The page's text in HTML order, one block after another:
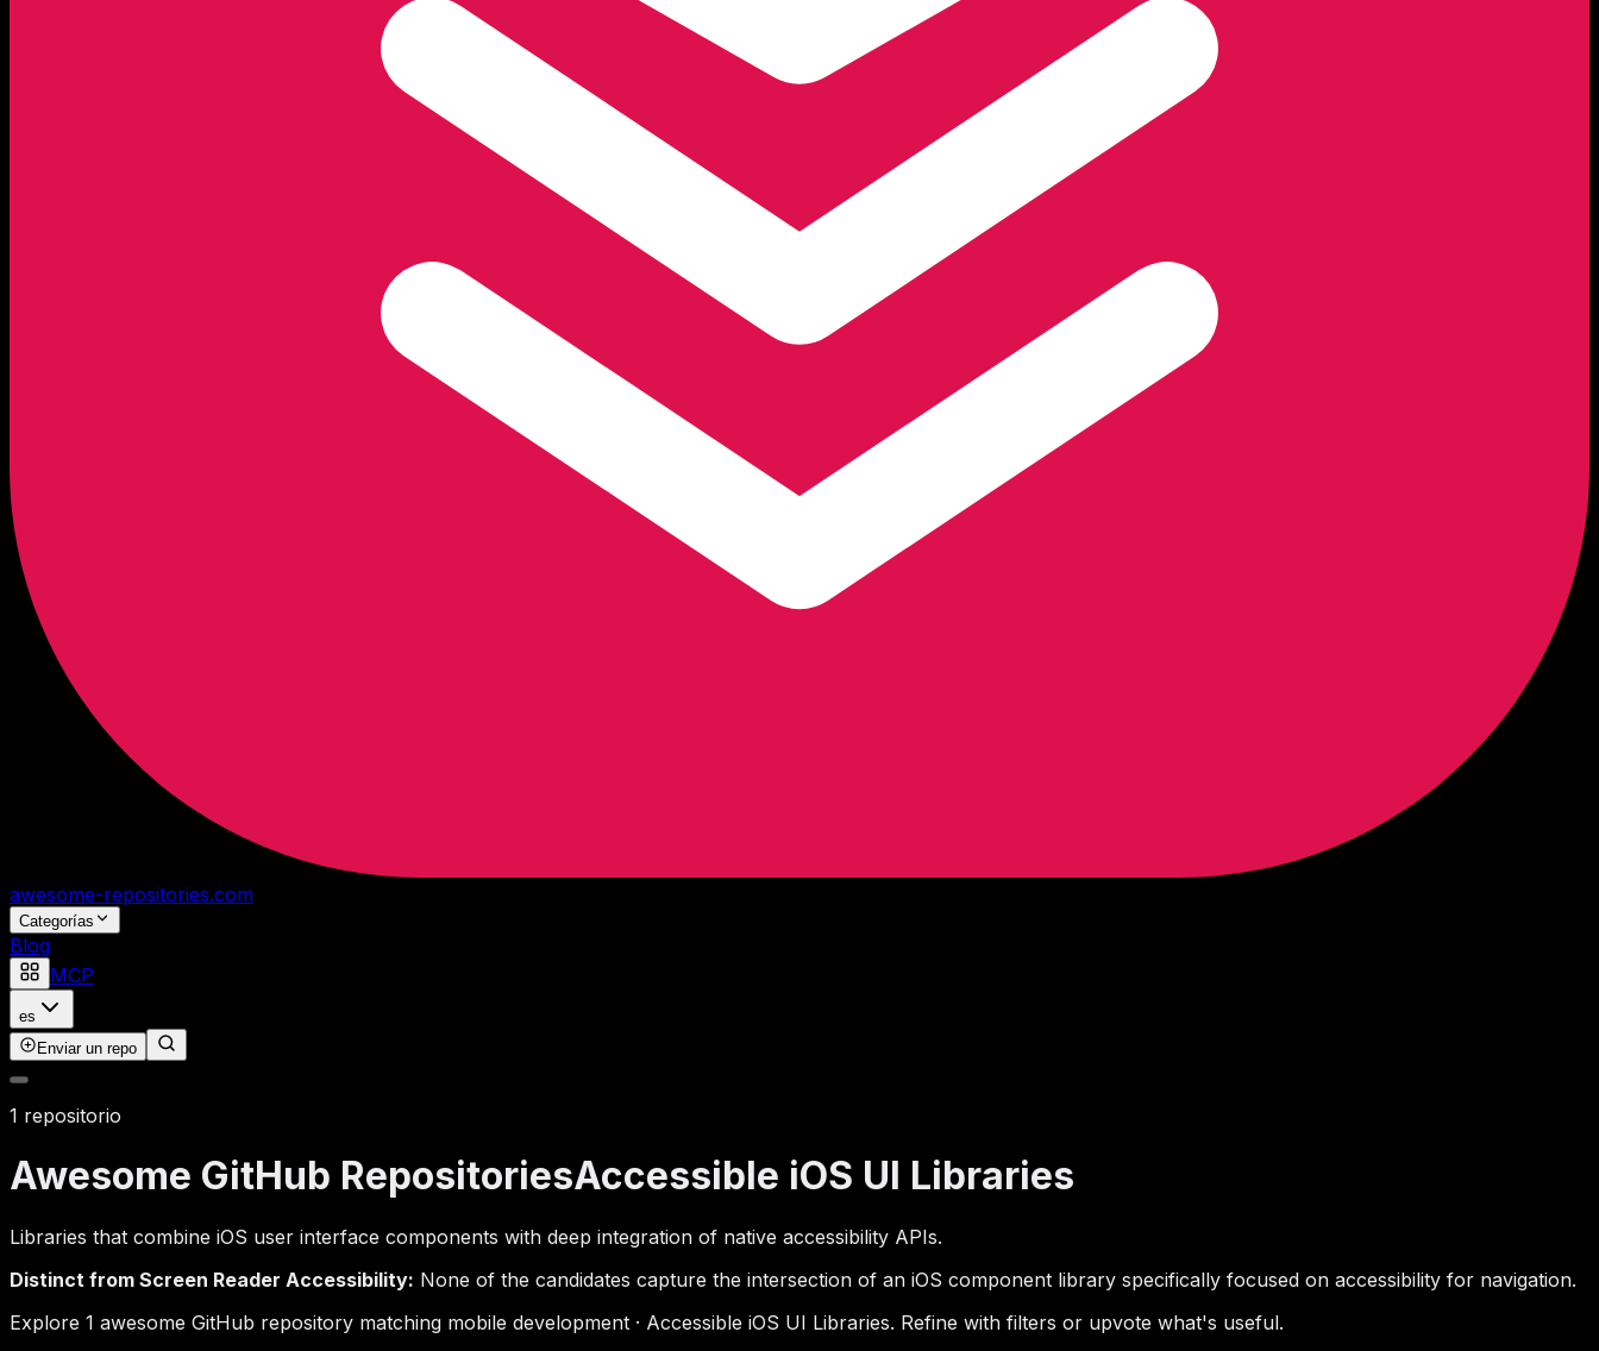
awesome-repositories.com
Categorías
Blog
MCP
es
Enviar un repo
1 repositorio
Awesome GitHub RepositoriesAccessible iOS UI Libraries
Libraries that combine iOS user interface components with deep integration of native accessibility APIs.
Distinct from Screen Reader Accessibility: None of the candidates capture the intersection of an iOS component library specifically focused on accessibility for navigation.
Explore 1 awesome GitHub repository matching mobile development · Accessible iOS UI Libraries. Refine with filters or upvote what's useful.